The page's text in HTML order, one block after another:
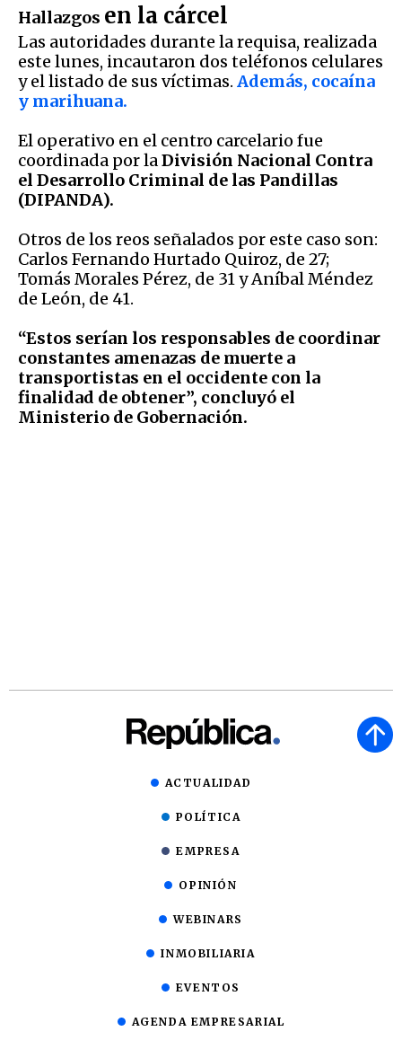
Hallazgos en la cárcel
Las autoridades durante la requisa, realizada
este lunes, incautaron dos teléfonos celulares
y el listado de sus víctimas. Además, cocaína
y marihuana.
El operativo en el centro carcelario fue
coordinada por laDivisión Nacional Contra
el Desarrollo Criminal de las Pandillas
(DIPANDA).
Otros de los reos señalados por este caso son:
Carlos Fernando Hurtado Quiroz, de 27;
Tomás Morales Pérez, de 31 y Aníbal Méndez
de León, de 41.
“Estos serían los responsables de coordinar
constantes amenazas de muerte a
transportistas en el occidente con la
finalidad de obtener”, concluyó el
Ministerio de Gobernación.
ACTUALIDAD
POLÍTICA
EMPRESA
OPINIÓN
WEBINARS
INMOBILIARIA
EVENTOS
AGENDA EMPRESARIAL